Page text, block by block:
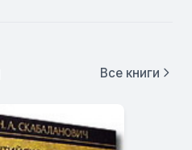
Все книги